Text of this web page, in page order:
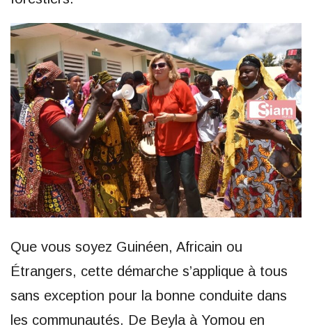
Que vous soyez Guinéen, Africain ou
Étrangers, cette démarche s’applique à tous
sans exception pour la bonne conduite dans
les communautés. De Beyla à Yomou en